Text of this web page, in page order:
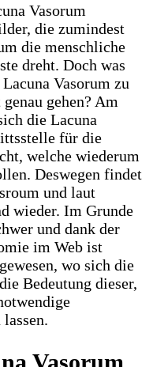
Vasorum
die zumindest
die menschliche
dreht. Doch was
Vasorum zu
gehen? Am
die Lacuna
für die
welche wiederum
Deswegen findet
und laut
wieder. Im Grunde
und dank der
im Web ist
wo sich die
Bedeutung dieser,
Vasorum